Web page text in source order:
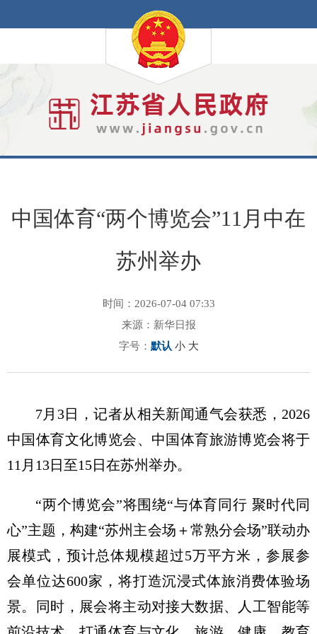
中国体育“两个博览会”11月中在
苏州举办
时间：2026-07-04 07:33
来源：新华日报
字号： 默认 小 大
7月3日，记者从相关新闻通气会获悉，2026
中国体育文化博览会、中国体育旅游博览会将于
11月13日至15日在苏州举办。
“两个博览会”将围绕“与体育同行 聚时代同
心”主题，构建“苏州主会场＋常熟分会场”联动办
展模式，预计总体规模超过5万平方米，参展参
会单位达600家，将打造沉浸式体旅消费体验场
景。同时，展会将主动对接大数据、人工智能等